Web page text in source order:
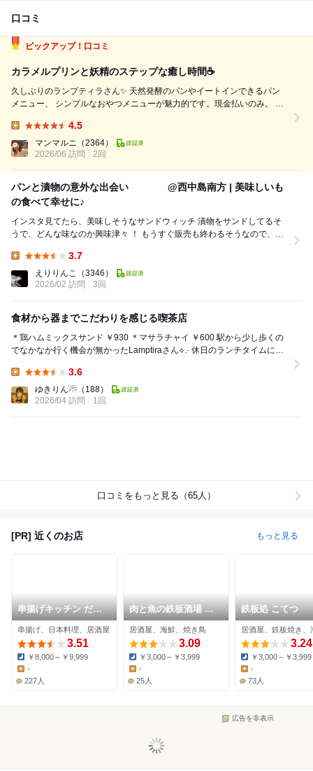
口コミ
ピックアップ！口コミ
カラメルプリンと妖精のステップな癒し時間☕
久しぶりのランプティラさん✨️ 天然発酵のパンやイートインできるパン
メニュー、 シンプルなおやつメニューが魅力的です。現金払いのみ。 雨
4.5
マンマルニ （2364）
2026/06 訪問
2回
パンと漬物の意外な出会い @西中島南方 | 美味しいも
の食べて幸せに♪
インスタ見てたら、美味しそうなサンドウィッチ 漬物をサンドしてるそ
うで、どんな味なのか興味津々 ！ もうすぐ販売も終わるそうなので、駆
3.7
えりりんこ
（3346）
2026/02 訪問
3回
食材から器までこだわりを感じる喫茶店
＊鶏ハムミックスサンド ￥930 ＊マサラチャイ ￥600 駅から少し歩くの
でなかなか行く機会が無かったLamptiraさん⟡.· 休日のランチタイムに来
3.6
ゆきりん☃︎ （188）
2026/04 訪問
1回
口コミをもっと見る（65人）
[PR] 近くのお店 もっと見る
串揚げキッチン だん
十三店
串揚げ、日本料理、居酒屋
3.51
Dinner:
￥8,000～￥9,999
-
227人
肉と魚の鉄板酒場 か
さ家
居酒屋、海鮮、焼き鳥
3.09
Dinner:
￥3,000～￥3,999
Lunch:
-
25人
鉄板処 こてつ
居酒屋、鉄板焼き、
3.24
Dinner:
￥3,000～￥3,999
Lunch:
-
73人
広告を非表示